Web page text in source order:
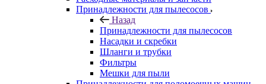
Принадлежности для пылесосов
Назад
Принадлежности для пылесосов
Насадки и скребки
Шланги и трубки
Фильтры
Мешки для пыли